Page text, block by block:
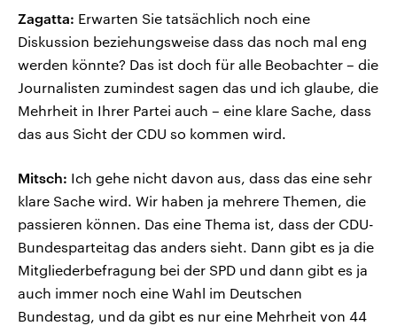
Zagatta: Erwarten Sie tatsächlich noch eine
Diskussion beziehungsweise dass das noch mal eng
werden könnte? Das ist doch für alle Beobachter – die
Journalisten zumindest sagen das und ich glaube, die
Mehrheit in Ihrer Partei auch – eine klare Sache, dass
das aus Sicht der CDU so kommen wird.
Mitsch: Ich gehe nicht davon aus, dass das eine sehr
klare Sache wird. Wir haben ja mehrere Themen, die
passieren können. Das eine Thema ist, dass der CDU-
Bundesparteitag das anders sieht. Dann gibt es ja die
Mitgliederbefragung bei der SPD und dann gibt es ja
auch immer noch eine Wahl im Deutschen
Bundestag, und da gibt es nur eine Mehrheit von 44